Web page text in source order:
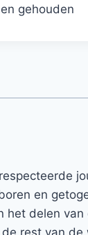
gehouden
en
het delen van
rest van de